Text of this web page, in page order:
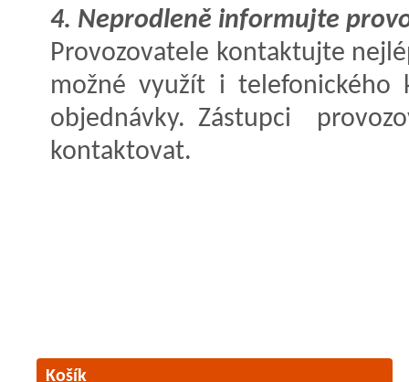
4. Neprodleně informujte
Provozovatele kontaktujte
možné využít i telefonického
objednávky. Zástupci
kontaktovat.
Košík